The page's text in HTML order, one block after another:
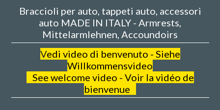
Braccioli per auto, tappeti auto, accessori
auto MADE IN ITALY - Armrests,
Mittelarmlehnen, Accoundoirs
Vedi video di benvenuto - Siehe
Willkommensvideo
See welcome video - Voir la vidéo de
bienvenue